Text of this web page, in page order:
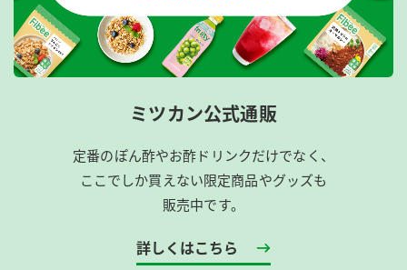
ミツカン公式通販
定番のぽん酢やお酢ドリンクだけでなく、
ここでしか買えない限定商品やグッズも
販売中です。
詳しくはこちら